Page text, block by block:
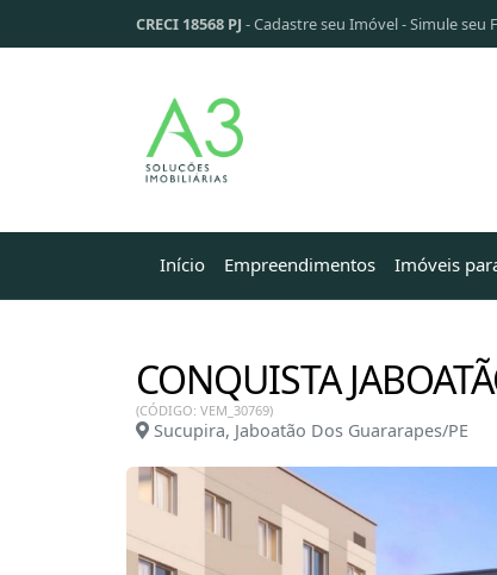
CRECI 18568 PJ -Cadastre seu Imóvel-Simule seu
Início Empreendimentos Imóveis
CONQUISTA
(CÓDIGO: VEM_30769)
Sucupira, Jaboatão Dos Guararapes/PE